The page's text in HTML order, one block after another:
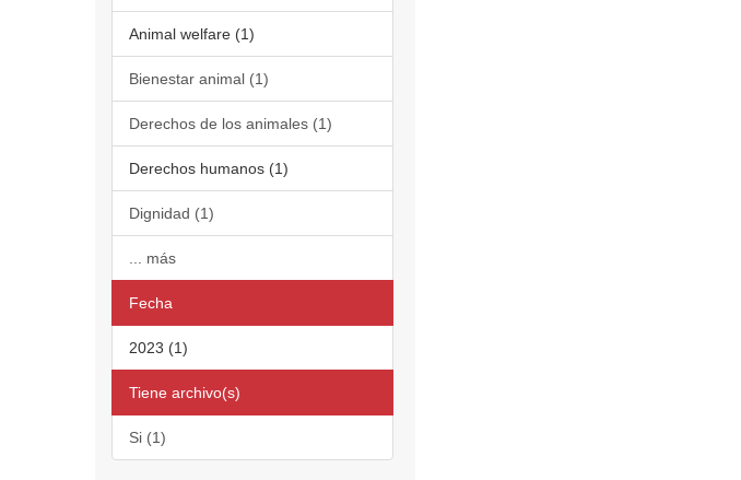
Animal welfare (1)
Bienestar animal (1)
Derechos de los animales (1)
Derechos humanos (1)
Dignidad (1)
... más
Fecha
2023 (1)
Tiene archivo(s)
Si (1)